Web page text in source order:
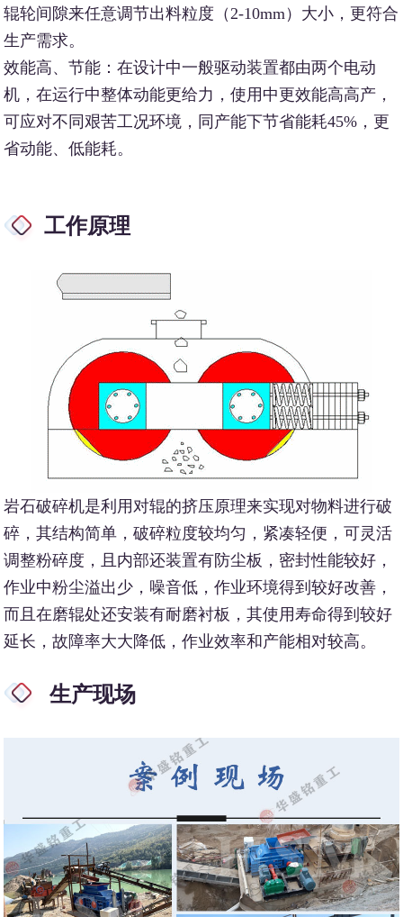
辊轮间隙来任意调节出料粒度（2-10mm）大小，更符合
生产需求。
效能高、节能：在设计中一般驱动装置都由两个电动
机，在运行中整体动能更给力，使用中更效能高高产，
可应对不同艰苦工况环境，同产能下节省能耗45%，更
省动能、低能耗。
工作原理
岩石破碎机是利用对辊的挤压原理来实现对物料进行破
碎，其结构简单，破碎粒度较均匀，紧凑轻便，可灵活
调整粉碎度，且内部还装置有防尘板，密封性能较好，
作业中粉尘溢出少，噪音低，作业环境得到较好改善，
而且在磨辊处还安装有耐磨衬板，其使用寿命得到较好
延长，故障率大大降低，作业效率和产能相对较高。
生产现场